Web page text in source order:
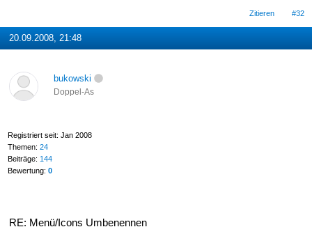
Zitieren #32
20.09.2008, 21:48
bukowski
Doppel-As
Registriert seit: Jan 2008
Themen: 24
Beiträge: 144
Bewertung: 0
RE: Menü/Icons Umbenennen